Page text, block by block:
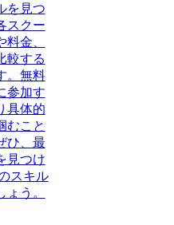
を見つ
スクー
金、
較する
。無料
参加す
具体的
むこと
ひ、最
見つけ
スキル
う。